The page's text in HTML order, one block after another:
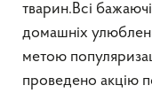
тварин.Всі
домашніх
метою
проведено акцію